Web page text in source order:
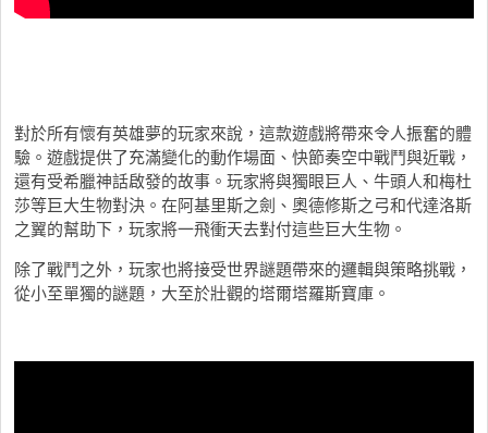
對於所有懷有英雄夢的玩家來說，這款遊戲將帶來令人振奮的體
驗。遊戲提供了充滿變化的動作場面、快節奏空中戰鬥與近戰，
還有受希臘神話啟發的故事。玩家將與獨眼巨人、牛頭人和梅杜
莎等巨大生物對決。在阿基里斯之劍、奧德修斯之弓和代達洛斯
之翼的幫助下，玩家將一飛衝天去對付這些巨大生物。
除了戰鬥之外，玩家也將接受世界謎題帶來的邏輯與策略挑戰，
從小至單獨的謎題，大至於壯觀的塔爾塔羅斯寶庫。